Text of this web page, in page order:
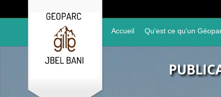
Accueil Qu'est ce qu'un